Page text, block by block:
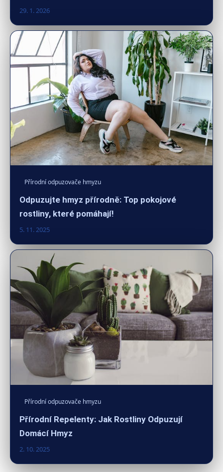
29. 1. 2026
Přírodní odpuzovače hmyzu
Odpuzujte hmyz přírodně: Top pokojové
rostliny, které pomáhají!
5. 11. 2025
Přírodní odpuzovače hmyzu
Přírodní Repelenty: Jak Rostliny Odpuzují
Domácí Hmyz
2. 10. 2025